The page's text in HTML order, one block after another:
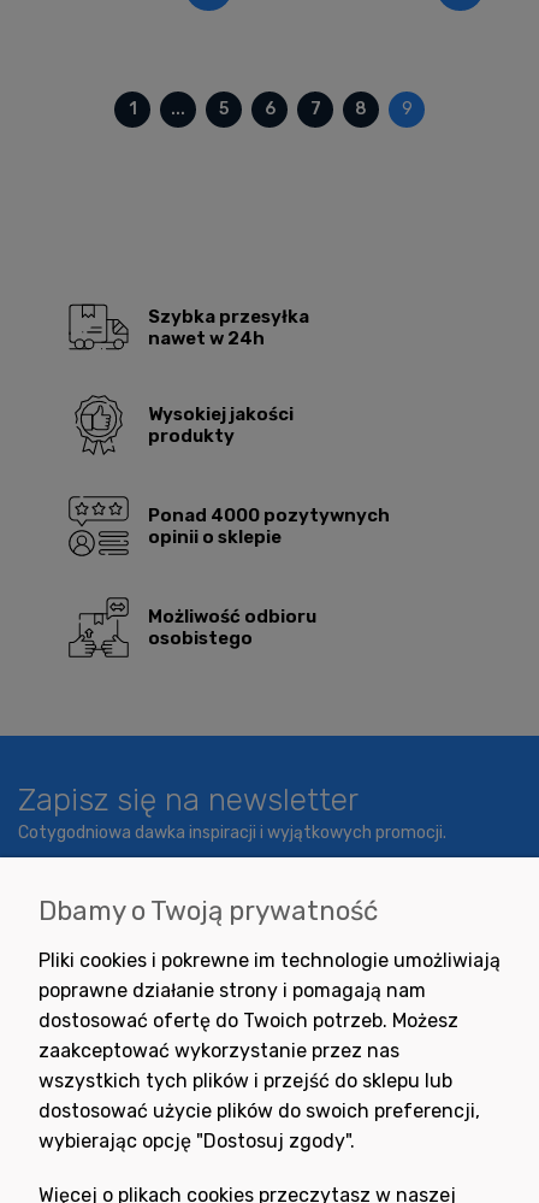
1 ... 5 6 7 8 9
Szybka przesyłka
nawet w 24h
Wysokiej jakości
produkty
Ponad 4000 pozytywnych
opinii o sklepie
Możliwość odbioru
osobistego
Zapisz się na newsletter
Cotygodniowa dawka inspiracji i wyjątkowych promocji.
Wyrażam zgodę na otrzymywanie newslettera z inspiracjami,
nowościami i promocjami.
Potrzebujesz pomocy
Dbamy o Twoją prywatność
Pliki cookies i pokrewne im technologie umożliwiają
poprawne działanie strony i pomagają nam
dostosować ofertę do Twoich potrzeb. Możesz
zaakceptować wykorzystanie przez nas
wszystkich tych plików i przejść do sklepu lub
dostosować użycie plików do swoich preferencji,
wybierając opcję "Dostosuj zgody".
Więcej o plikach cookies przeczytasz w naszej